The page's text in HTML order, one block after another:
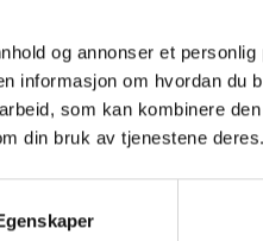
og annonser et
informasjon om hvordan du
som kan kombinere
din bruk av tjenestene deres.